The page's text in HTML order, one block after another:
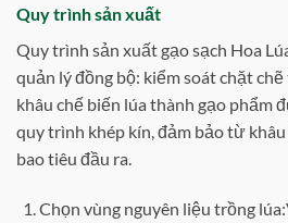
Quy trình sản xuất
Quy trình sản xuất gạo sạch Hoa
quản lý đồng bộ: kiểm soát chặt
khâu chế biến lúa thành gạo phẩm
quy trình khép kín, đảm bảo từ
bao tiêu đầu ra.
Chọn vùng nguyên liệu trồng